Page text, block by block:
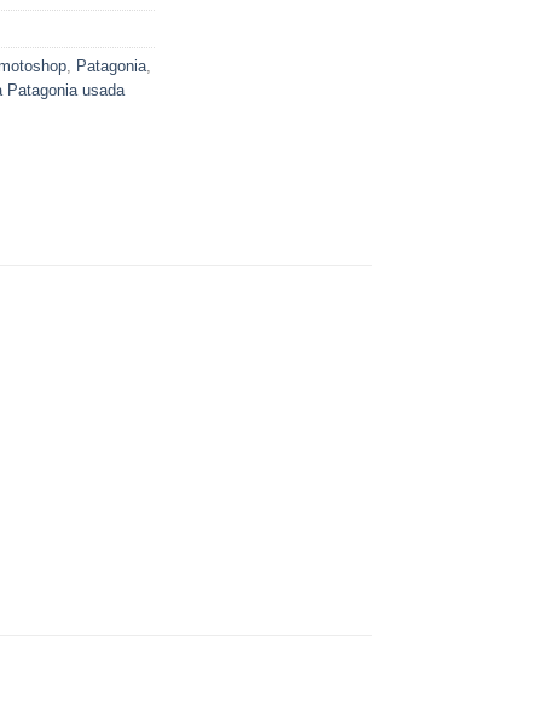
, Patagonia,
Patagonia usada